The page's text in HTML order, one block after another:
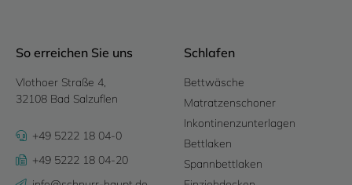
So erreichen Sie uns
Vlothoer Straße 4,
32108 Bad Salzuflen
+49 5222 18 04-0
+49 5222 18 04-20
Schlafen
Bettwäsche
Matratzenschoner
Inkontinenzunterlagen
Bettlaken
Spannbettlaken